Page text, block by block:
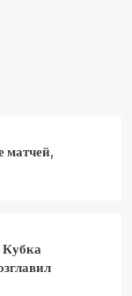
матчей,
Кубка